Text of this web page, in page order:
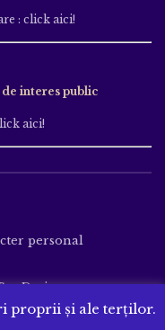
: click aici!
interes public
aici!
personal
proprii și ale terților.